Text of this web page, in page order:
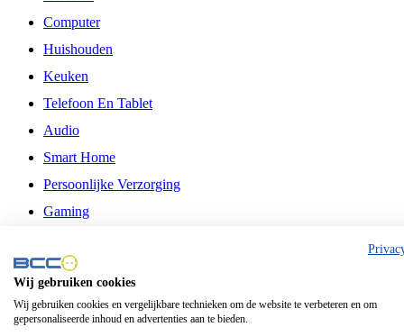
Computer
Huishouden
Keuken
Telefoon En Tablet
Audio
Smart Home
Persoonlijke Verzorging
Gaming
Philips
Schermgrootte 24 Inch
Wij gebruiken cookies
Wij gebruiken cookies en vergelijkbare technieken om de website te verbeteren en om
gepersonaliseerde inhoud en advertenties aan te bieden.